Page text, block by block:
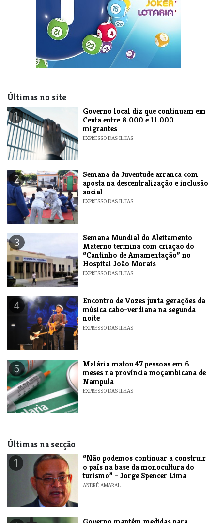
Últimas no site
1
​Governo local diz que continuam em
Ceuta entre 8.000 e 11.000
migrantes
EXPRESSO DAS ILHAS
2
Semana da Juventude arranca com
aposta na descentralização e inclusão
social
EXPRESSO DAS ILHAS
3
Semana Mundial do Aleitamento
Materno termina com criação do
“Cantinho de Amamentação” no
Hospital João Morais
EXPRESSO DAS ILHAS
4
Encontro de Vozes junta gerações da
música cabo-verdiana na segunda
noite
EXPRESSO DAS ILHAS
5
​Malária matou 47 pessoas em 6
meses na província moçambicana de
Nampula
EXPRESSO DAS ILHAS
Últimas na secção
1
“Não podemos continuar a construir
o país na base da monocultura do
turismo” - Jorge Spencer Lima
ANDRÉ AMARAL